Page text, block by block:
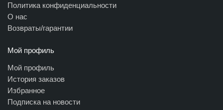
Политика конфиденциальности
О нас
Возвраты/гарантии
Мой профиль
Мой профиль
История заказов
Избранное
Подписка на новости